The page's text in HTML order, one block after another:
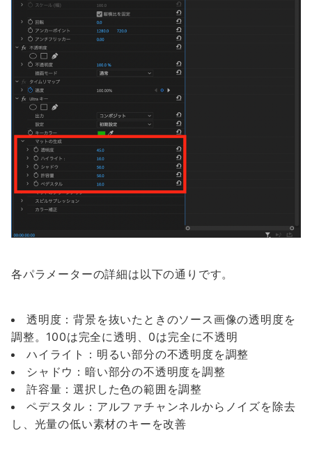
各パラメーターの詳細は以下の通りです。
透明度：背景を抜いたときのソース画像の透明度を
調整。100は完全に透明、0は完全に不透明
ハイライト：明るい部分の不透明度を調整
シャドウ：暗い部分の不透明度を調整
許容量：選択した色の範囲を調整
ペデスタル：アルファチャンネルからノイズを除去
し、光量の低い素材のキーを改善